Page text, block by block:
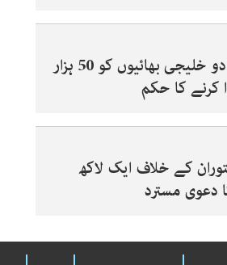
دبئی کورٹ کا دو خلیجی بھائیوں کو 50 ہزار
کرنے کا حکم
کے خلاف ایک لاکھ
دعوی مسترد